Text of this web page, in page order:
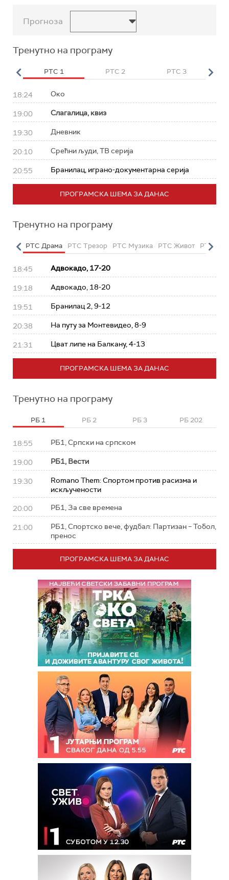
Прогноза
Тренутно на програму
РТС 1 РТС 2 РТС 3
18:24 Око
19:00 Слагалица, квиз
19:30 Дневник
20:10 Срећни људи, ТВ серија
20:55 Бранилац, играно-документарна серија
ПРОГРАМСКА ШЕМА ЗА ДАНАС
Тренутно на програму
РТС Драма РТС Трезор РТС Музика РТС Живот РТС
18:45 Адвокадо, 17-20
19:18 Адвокадо, 18-20
19:51 Бранилац 2, 9-12
20:38 На путу за Монтевидео, 8-9
21:31 Цват липе на Балкану, 4-13
ПРОГРАМСКА ШЕМА ЗА ДАНАС
Тренутно на програму
РБ 1 РБ 2 РБ 3 РБ 202
18:55 РБ1, Српски на српском
19:00 РБ1, Вести
19:30
Romano Them: Спортом против расизма и
искључености
20:00 РБ1, За све времена
21:00
РБ1, Спортско вече, фудбал: Партизан – Тобол,
пренос
ПРОГРАМСКА ШЕМА ЗА ДАНАС